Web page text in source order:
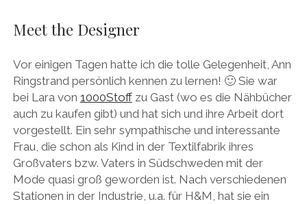
Meet the Designer
Vor einigen Tagen hatte ich die tolle Gelegenheit, Ann
Ringstrand persönlich kennen zu lernen! 🙂 Sie war
bei Lara von 1000Stoffzu Gast (wo es die Nähbücher
auch zu kaufen gibt) und hat sich und ihre Arbeit dort
vorgestellt. Ein sehr sympathische und interessante
Frau, die schon als Kind in der Textilfabrik ihres
Großvaters bzw. Vaters in Südschweden mit der
Mode quasi groß geworden ist. Nach verschiedenen
Stationen in der Industrie, u.a. für H&M, hat sie ein